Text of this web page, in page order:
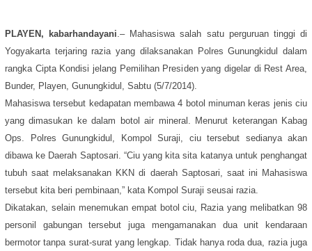
PLAYEN, kabarhandayani .– Mahasiswa salah satu perguruan tinggi di
Yogyakarta terjaring razia yang dilaksanakan Polres Gunungkidul dalam
rangka Cipta Kondisi jelang Pemilihan Presiden yang digelar di Rest Area,
Bunder, Playen, Gunungkidul, Sabtu (5/7/2014).
Mahasiswa tersebut kedapatan membawa 4 botol minuman keras jenis ciu
yang dimasukan ke dalam botol air mineral. Menurut keterangan Kabag
Ops. Polres Gunungkidul, Kompol Suraji, ciu tersebut sedianya akan
dibawa ke Daerah Saptosari. “Ciu yang kita sita katanya untuk penghangat
tubuh saat melaksanakan KKN di daerah Saptosari, saat ini Mahasiswa
tersebut kita beri pembinaan,” kata Kompol Suraji seusai razia.
Dikatakan, selain menemukan empat botol ciu, Razia yang melibatkan 98
personil gabungan tersebut juga mengamanakan dua unit kendaraan
bermotor tanpa surat-surat yang lengkap. Tidak hanya roda dua, razia juga